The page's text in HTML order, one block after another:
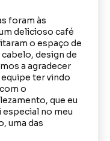
foram às
delicioso café
o espaço de
design de
a agradecer
ter vindo
o
que eu
no meu
uma das